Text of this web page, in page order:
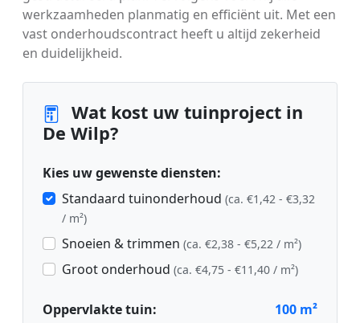
werkzaamheden planmatig en efficiënt uit. Met een
vast onderhoudscontract heeft u altijd zekerheid
en duidelijkheid.
Wat kost uw tuinproject in
De Wilp?
Kies uw gewenste diensten:
Standaard tuinonderhoud (ca. €1,42 - €3,32
/ m²)
Snoeien & trimmen (ca. €2,38 - €5,22 / m²)
Groot onderhoud (ca. €4,75 - €11,40 / m²)
Oppervlakte tuin: 100 m²